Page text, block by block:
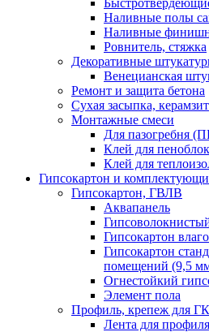
Наливные полы
Наливные
Ровнитель, стяжка
Декоративные
Венецианская
Ремонт и защита бетона
Сухая засыпка, керамзит
Монтажные смеси
Для пазогребня
Клей для
Клей для
Гипсокартон и
Гипсокартон, ГВЛВ
Аквапанель
Гипсокартон
Гипсокартон
помещений (9,5
Огнестойкий
Элемент пола
Профиль, крепеж для
Лента для